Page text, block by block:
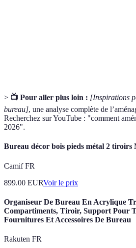
> 📺 Pour aller plus loin : [Inspirations
bureau], une analyse complète de
Recherchez sur YouTube : "comment
2026".
Bureau décor bois pieds métal 2 tiroirs
Camif FR
899.00 EURVoir le prix
Organiseur De Bureau En Acrylique
Compartiments, Tiroir, Support Pour
Fournitures Et Accessoires De Bureau
Rakuten FR